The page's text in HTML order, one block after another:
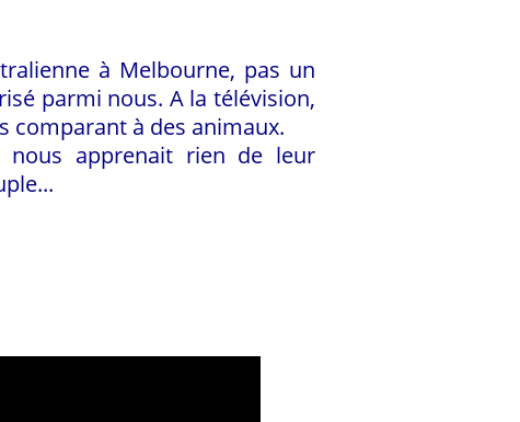
à Melbourne, pas un
parmi nous. A la télévision,
comparant à des animaux.
apprenait rien de leur